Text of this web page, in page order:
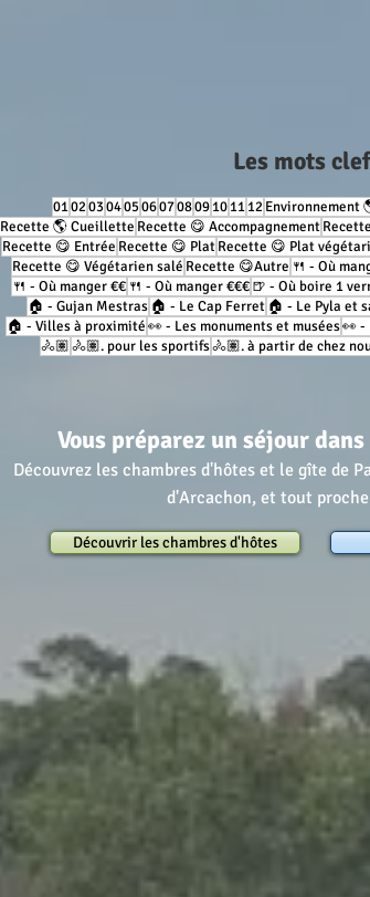
Les mots
010203040506070809 10 11 12 Environnement
Recette 🌎 Cueillette Recette 😋 Accompagnement
Recette 😋 Entrée Recette 😋 PlatRecette 😋 Plat
Recette 😋 Végétarien salé Recette 😋Autre 🍴 - Où
🍴 - Où manger €€ 🍴 - Où manger €€€ 🍺 - Où boire 1
🏠 - Gujan Mestras 🏠 - Le Cap Ferret 🏠 - Le Pyla et
🏠 - Villes à proximité👀 - Les monuments et musées👀 -
🚴🏽🚴🏽. pour les sportifs🚴🏽. à partir de chez
Vous préparez un séjour
Découvrez les chambres d'hôtes et le gîte de
d'Arcachon, et tout
Découvrir les chambres d'hôtes